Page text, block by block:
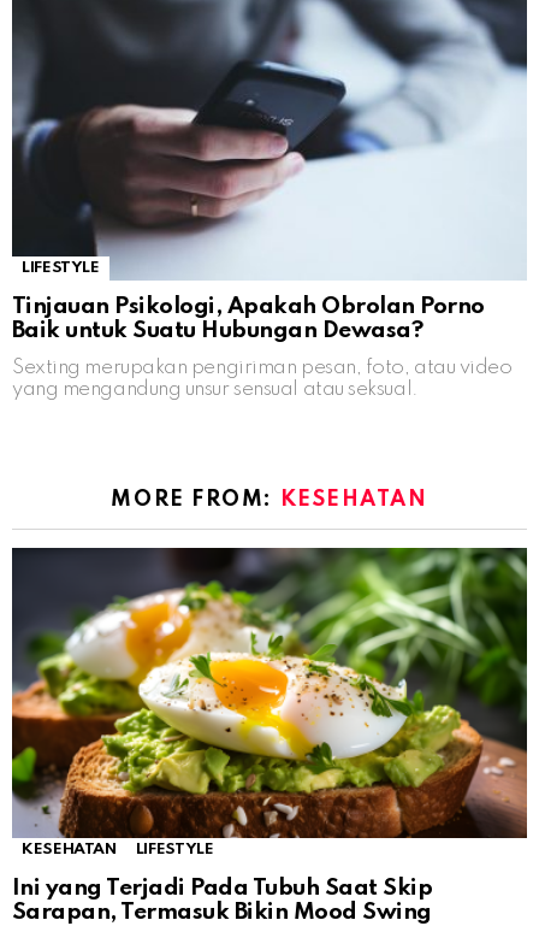
LIFESTYLE
Tinjauan Psikologi, Apakah Obrolan Porno
Baik untuk Suatu Hubungan Dewasa?
Sexting merupakan pengiriman pesan, foto, atau video
yang mengandung unsur sensual atau seksual.
MORE FROM: KESEHATAN
KESEHATAN LIFESTYLE
Ini yang Terjadi Pada Tubuh Saat Skip
Sarapan, Termasuk Bikin Mood Swing